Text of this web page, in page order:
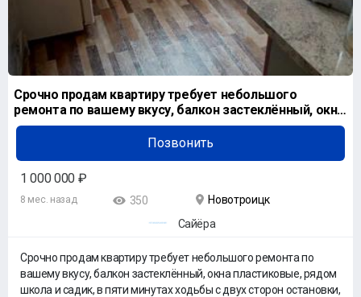
Срочно продам квартиру требует небольшого
ремонта по вашему вкусу, балкон застеклённый, окна
пластик
Позвонить
1 000 000 ₽
8 мес. назад 350
Новотроицк
Сайёра
Срочно продам квартиру требует небольшого ремонта по
вашему вкусу, балкон застеклённый, окна пластиковые, рядом
школа и садик, в пяти минутах ходьбы с двух сторон остановки,